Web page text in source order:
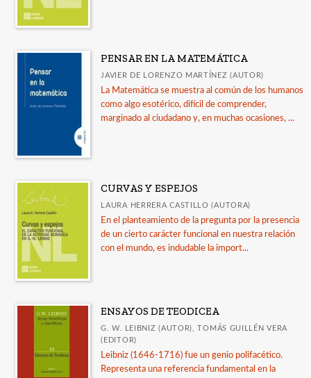
PENSAR EN LA MATEMÁTICA
JAVIER DE LORENZO MARTÍNEZ (AUTOR)
La Matemática se muestra al común de los humanos
como algo esotérico, difícil de comprender,
marginado al ciudadano y, en muchas ocasiones, ...
CURVAS Y ESPEJOS
LAURA HERRERA CASTILLO (AUTORA)
En el planteamiento de la pregunta por la presencia
de un cierto carácter funcional en nuestra relación
con el mundo, es indudable la import...
ENSAYOS DE TEODICEA
G. W. LEIBNIZ (AUTOR), TOMÁS GUILLÉN VERA
(EDITOR)
Leibniz (1646-1716) fue un genio polifacético.
Representa una referencia fundamental en la